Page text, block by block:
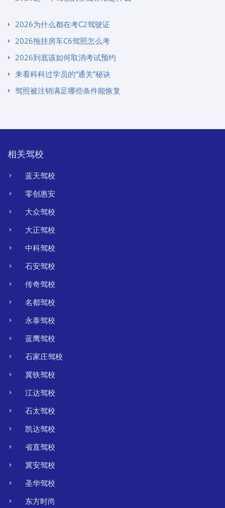
2026为什么都在考C2驾驶证
2026拖挂房车C6驾照怎么考
2026到底该如何取消考试预约
来看科科过学员的“通关”秘诀
驾照被注销满足哪些条件能恢复
相关驾校
蓝天驾校
零创惠安
大众驾校
大正驾校
中科驾校
石安驾校
传奇驾校
名都驾校
永泰驾校
蓝鹰驾校
石家庄驾校
冀铁驾校
江达驾校
石太驾校
凯达驾校
省直驾校
冀安驾校
圣华驾校
东方时尚